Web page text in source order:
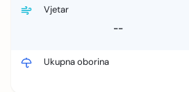
Vjetar
--
Ukupna oborina